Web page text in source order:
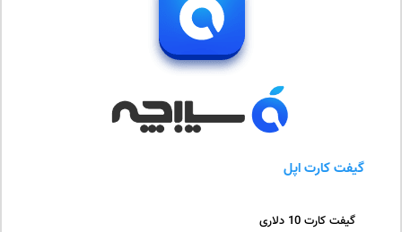
گیفت کارت اپل
گیفت کارت 10 دلاری